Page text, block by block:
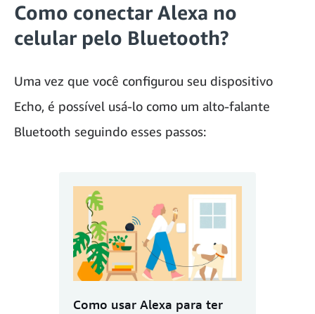
Como conectar Alexa no
celular pelo Bluetooth?
Uma vez que você configurou seu dispositivo
Echo, é possível usá-lo como um alto-falante
Bluetooth seguindo esses passos:
Como usar Alexa para ter